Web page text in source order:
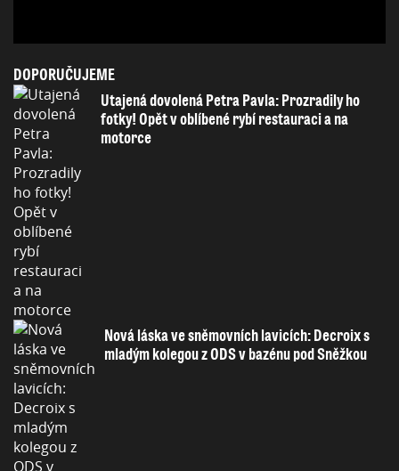
DOPORUČUJEME
Utajená dovolená Petra Pavla: Prozradily ho
fotky! Opět v oblíbené rybí restauraci a na
motorce
Nová láska ve sněmovních lavicích: Decroix s
mladým kolegou z ODS v bazénu pod Sněžkou